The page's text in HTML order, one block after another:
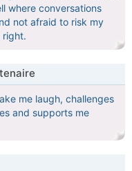
where conversations
not afraid to risk my
right.
me laugh, challenges
and supports me